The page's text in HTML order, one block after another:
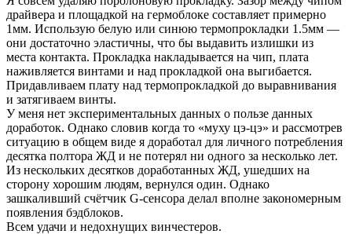
драйвера и площадкой на гермоблоке составляет примерно
1мм. Использую белую или синюю термопрокладки 1.5мм —
они достаточно эластичны, что бы выдавить излишки из
места контакта. Прокладка накладывается на чип, плата
наживляется винтами и над прокладкой она выгибается.
Придавливаем плату над термопрокладкой до выравнивания
и затягиваем винты.
У меня нет экспериментальных данных о пользе данных
доработок. Однако словив когда то «муху цэ-цэ» и рассмотрев
ситуацию в общем виде я доработал для личного потребления
десятка полтора ЖД и не потерял ни одного за несколько лет.
Из нескольких десятков доработанных ЖД, ушедших на
сторону хорошим людям, вернулся один. Однако
зашкаливший счётчик G-сенсора делал вполне закономерным
появления бэдблоков.
Всем удачи и недохнущих винчестеров.